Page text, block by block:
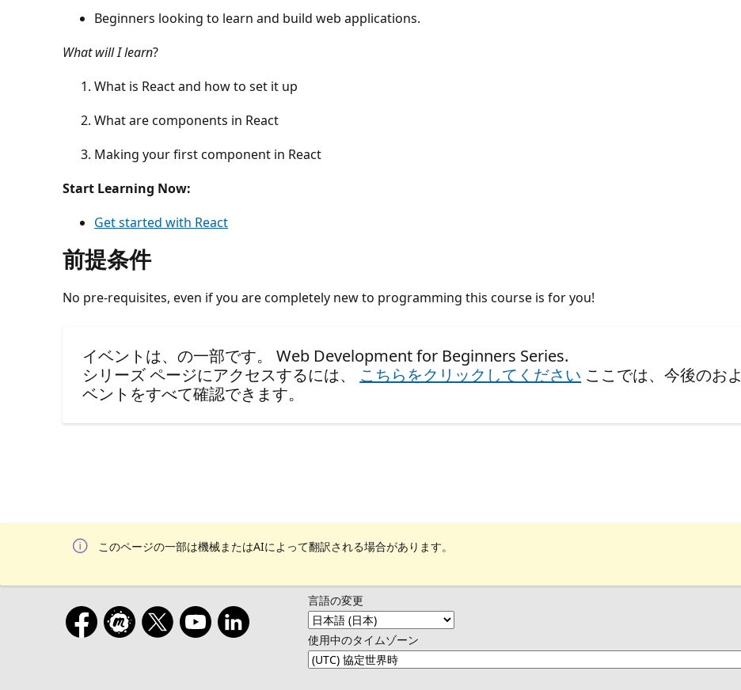
Beginners looking to learn and build web applications.
What will I learn?
What is React and how to set it up
What are components in React
Making your first component in React
Start Learning Now:
Get started with React
前提条件
No pre-requisites, even if you are completely new to programming this course is for you!
イベントは、の一部です。 Web Development for Beginners Series.
シリーズ ページにアクセスするには、 こちらをクリックしてください ここでは、今後のお
ベントをすべて確認できます。
このページの一部は機械またはAIによって翻訳される場合があります。
言語の変更
使用中のタイムゾーン